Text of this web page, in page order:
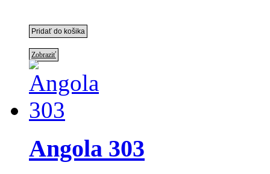
Zobraziť
Angola 303